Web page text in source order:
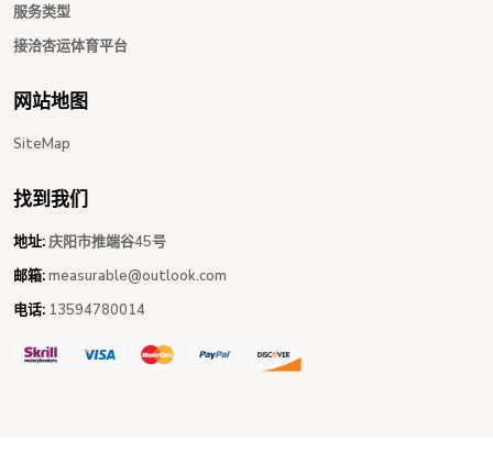
服务类型
接洽杏运体育平台
网站地图
SiteMap
找到我们
地址: 庆阳市推端谷45号
邮箱:measurable@outlook.com
电话: 13594780014